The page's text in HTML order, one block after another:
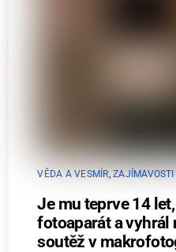
VĚDA A VESMÍR,ZAJÍMAVOSTI
Je mu teprve 14
fotoaparát a vyhrál
soutěž v